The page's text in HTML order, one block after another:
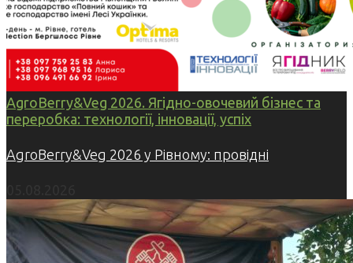
AgroBerry&Veg 2026. Ягідно-овочевий бізнес та
переробка: технології, інновації, успіх
AgroBerry&Veg 2026 у Рівному: провідні